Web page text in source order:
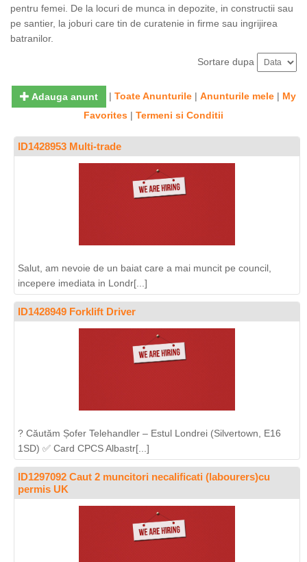
pentru femei. De la locuri de munca in depozite, in constructii sau
pe santier, la joburi care tin de curatenie in firme sau ingrijirea
batranilor.
Sortare dupa
Adauga anunt | Toate Anunturile| Anunturile mele| My
Favorites | Termeni si Conditii
ID1428953 Multi-trade
Salut, am nevoie de un baiat care a mai muncit pe council,
incepere imediata in Londr[...]
ID1428949 Forklift Driver
? Căutăm Șofer Telehandler – Estul Londrei (Silvertown, E16
1SD) ✅ Card CPCS Albastr[...]
ID1297092 Caut 2 muncitori necalificati (labourers)cu
permis UK